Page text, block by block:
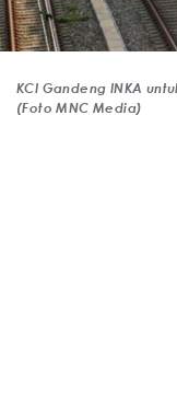
KCI Gandeng INKA
(Foto MNC Media)